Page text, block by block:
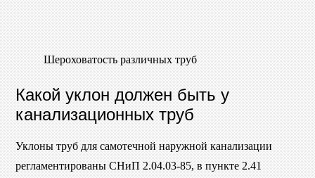
Шероховатость различных труб
Какой уклон должен быть у
канализационных труб
Уклоны труб для самотечной наружной канализации
регламентированы СНиП 2.04.03-85, в пункте 2.41